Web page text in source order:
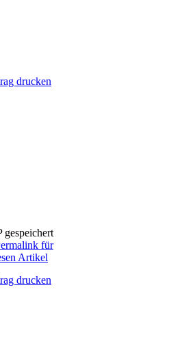
drucken
gespeichert
für
Artikel
drucken